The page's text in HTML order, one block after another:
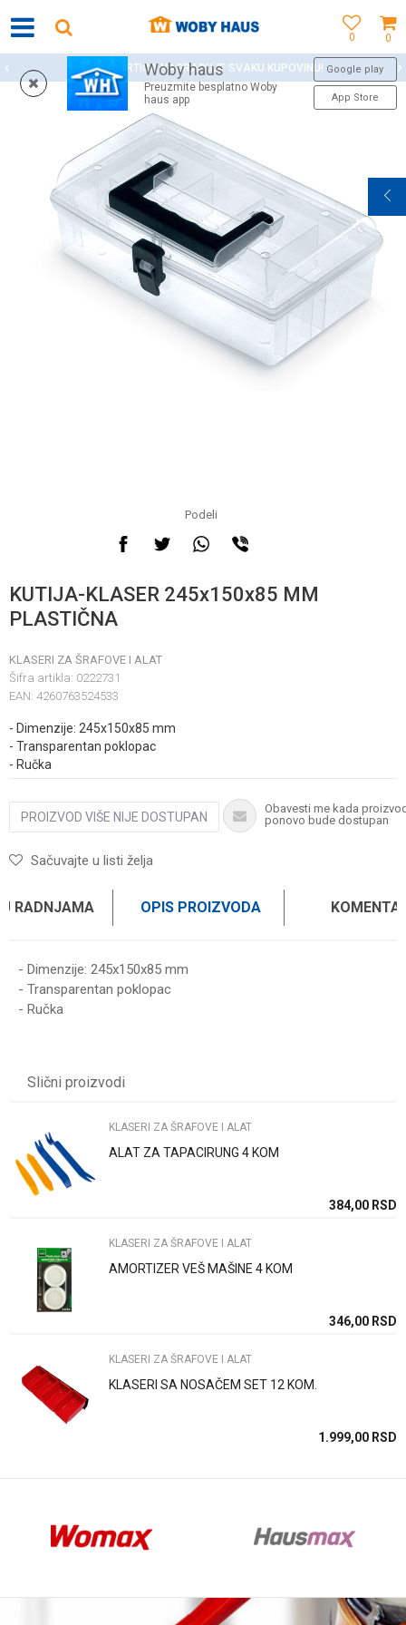
0
0
Woby haus
Preuzmite besplatno Woby
haus app
Google play
App Store
WOBY KARTICA NAGRAĐUJE SVAKU KUPOVINU!
Podeli
KUTIJA-KLASER 245x150x85 MM
PLASTIČNA
KLASERI ZA ŠRAFOVE I ALAT
Šifra artikla: 0222731
EAN: 4260763524533
- Dimenzije: 245x150x85 mm
- Transparentan poklopac
- Ručka
Obavestite me kada
proizvod bude dostupan
Unesi količinu
PROIZVOD VIŠE NIJE DOSTUPAN
Obavesti me kada
ponovo bude dostupan
Sačuvajte u listi želja
RADNJAMA OPIS PROIZVODA
- Dimenzije: 245x150x85 mm
- Transparentan poklopac
- Ručka
Poruka
Anti-spam zaštita - izračunajte koliko je 2 + 3 :
POŠALJI
Slični proizvodi
KLASERI ZA ŠRAFOVE I ALAT
ALAT ZA TAPACIRUNG 4 KOM
384,00 RSD
KLASERI ZA ŠRAFOVE I ALAT
AMORTIZER VEŠ MAŠINE 4 KOM
346,00 RSD
KLASERI ZA ŠRAFOVE I ALAT
KLASERI SA NOSAČEM SET 12 KOM.
1.999,00 RSD